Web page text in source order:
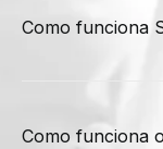
Como funciona
Como funciona